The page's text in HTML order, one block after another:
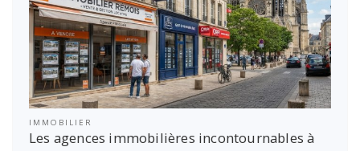
IMMOBILIER
Les agences immobilières incontournables à